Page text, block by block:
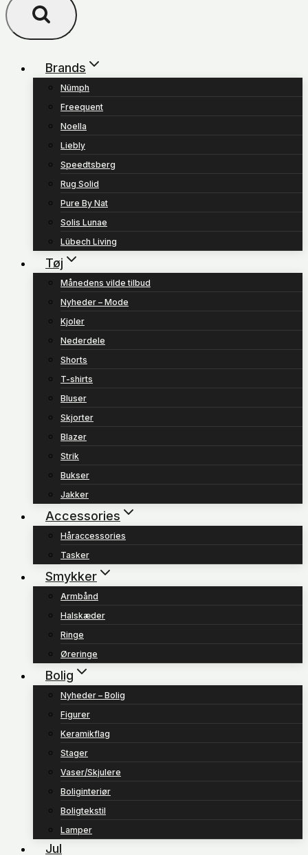
Brands
Nümph
Freequent
Noella
Liebly
Speedtsberg
Rug Solid
Pure By Nat
Solis Lunae
Lübech Living
Tøj
Månedens vilde tilbud
Nyheder – Mode
Kjoler
Nederdele
Shorts
T-shirts
Bluser
Skjorter
Blazer
Strik
Bukser
Jakker
Accessories
Håraccessories
Tasker
Smykker
Armbånd
Halskæder
Ringe
Øreringe
Bolig
Nyheder – Bolig
Figurer
Keramikflag
Stager
Vaser/Skjulere
Boliginteriør
Boligtekstil
Lamper
Jul